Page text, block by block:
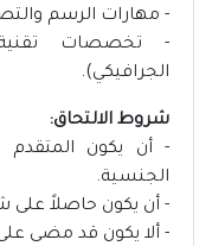
- مهارات الرسم
- تخصصات تقنية
الجرافيكي).
شروط الالتحاق:
- أن يكون
الجنسية.
- أن يكون حاصلاً على
- ألا يكون قد مضى على